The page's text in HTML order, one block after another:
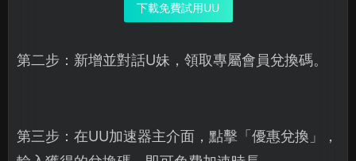
下載免費試用UU
第二步：新增並對話U妹，領取專屬會員兌換碼。
第三步：在UU加速器主介面，點擊「優惠兌換」，